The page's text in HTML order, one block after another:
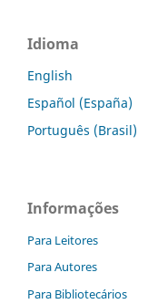
Idioma
English
Español (España)
Português (Brasil)
Informações
Para Leitores
Para Autores
Para Bibliotecários